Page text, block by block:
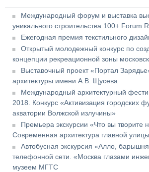
Международный форум и выставка
уникального строительства 100+ Forum
Ежегодная премия текстильного
Открытый молодежный конкурс по
концепции рекреационной зоны
Выставочный проект «Портал
архитектуры имени А.В. Щусева
Международный архитектурный
2018. Конкурс «Активизация городских
акватории Волжской излучины»
Премьера экскурсии «Что вы творите
Современная архитектура главной
Автобусная экскурсия «Алло,
телефонной сети. «Москва глазами
музеем МГТС